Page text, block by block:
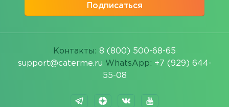
Подписаться
Контакты: 8 (800) 500-68-65
support@caterme.ru WhatsApp: +7 (929) 644-
55-08